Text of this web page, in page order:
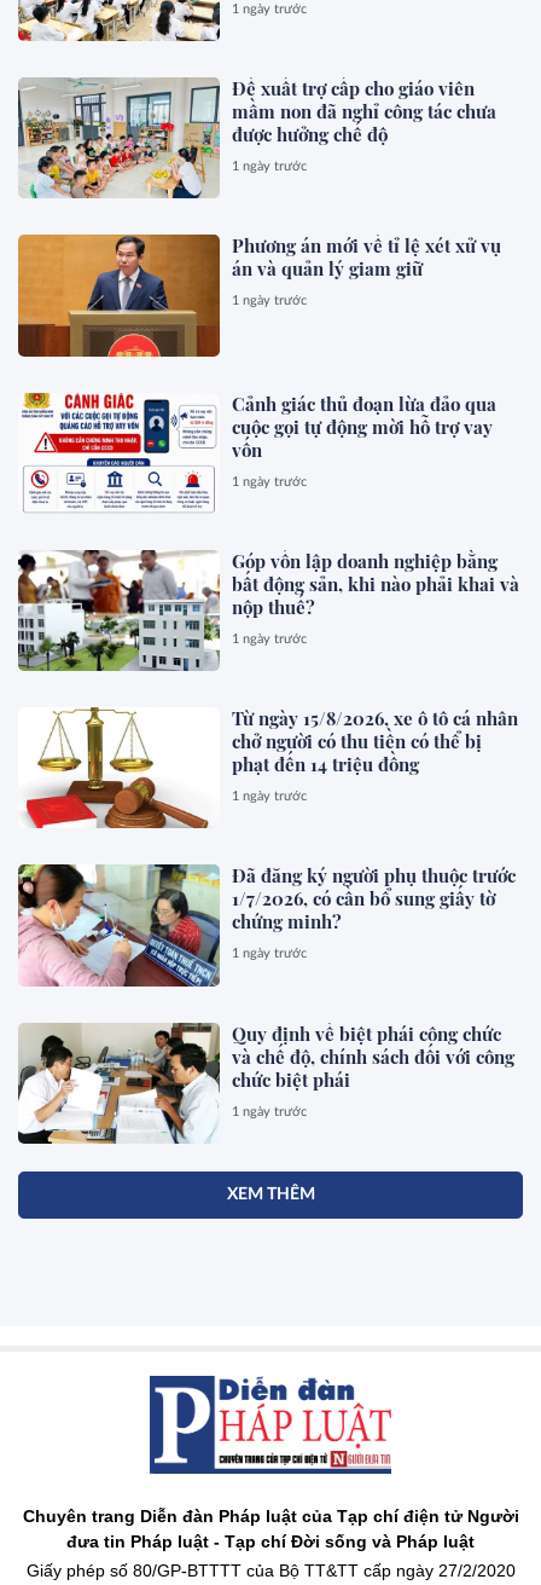
1 ngày trước
Đề xuất trợ cấp cho giáo viên
mầm non đã nghỉ công tác chưa
được hưởng chế độ
1 ngày trước
Phương án mới về tỉ lệ xét xử vụ
án và quản lý giam giữ
1 ngày trước
Cảnh giác thủ đoạn lừa đảo qua
cuộc gọi tự động mời hỗ trợ vay
vốn
1 ngày trước
Góp vốn lập doanh nghiệp bằng
bất động sản, khi nào phải khai và
nộp thuế?
1 ngày trước
Từ ngày 15/8/2026, xe ô tô cá nhân
chở người có thu tiền có thể bị
phạt đến 14 triệu đồng
1 ngày trước
Đã đăng ký người phụ thuộc trước
1/7/2026, có cần bổ sung giấy tờ
chứng minh?
1 ngày trước
Quy định về biệt phái công chức
và chế độ, chính sách đối với công
chức biệt phái
1 ngày trước
XEM THÊM
Chuyên trang Diễn đàn Pháp luật của Tạp chí điện tử Người
đưa tin Pháp luật - Tạp chí Đời sống và Pháp luật
Giấy phép số 80/GP-BTTTT của Bộ TT&TT cấp ngày 27/2/2020